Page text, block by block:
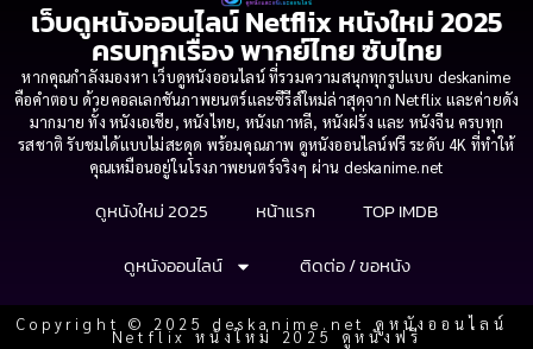
เว็บดูหนังออนไลน์ Netflix หนังใหม่ 2025
ครบทุกเรื่อง พากย์ไทย ซับไทย
หากคุณกำลังมองหา เว็บดูหนังออนไลน์ ที่รวมความสนุกทุกรูปแบบ deskanime
คือคำตอบ ด้วยคอลเลกชันภาพยนตร์และซีรีส์ใหม่ล่าสุดจาก Netflix และค่ายดัง
มากมาย ทั้ง หนังเอเชีย, หนังไทย, หนังเกาหลี, หนังฝรั่ง และ หนังจีน ครบทุก
รสชาติ รับชมได้แบบไม่สะดุด พร้อมคุณภาพ ดูหนังออนไลน์ฟรี ระดับ 4K ที่ทำให้
คุณเหมือนอยู่ในโรงภาพยนตร์จริงๆ ผ่าน deskanime.net
ดูหนังใหม่ 2025 หน้าแรก
TOP IMDB
ดูหนังออนไลน์
ติดต่อ / ขอหนัง
Copyright © 2025 deskanime.net ดูหนังออนไลน์
Netflix หนังใหม่ 2025 ดูหนังฟรี